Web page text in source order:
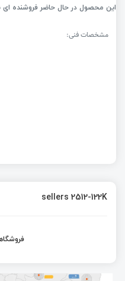
این محصول در حال حاضر فروشنده ای
مشخصات فنی:
sellers 2512-122K